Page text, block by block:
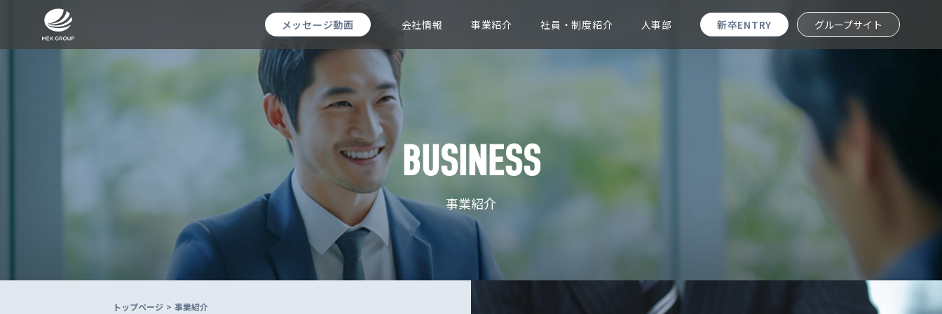
メッセージ動画 会社情報 事業紹介 社員・制度紹介 人事部 新卒ENTRY グループサイト
BUSINESS
事業紹介
トップページ > 事業紹介